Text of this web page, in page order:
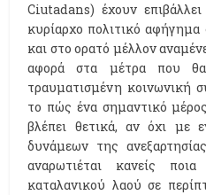
Ciutadans) έχουν
κυρίαρχο πολιτικό
και στο ορατό μέλλον
αφορά στα μέτρα που
τραυματισμένη κοινωνική
το πώς ένα σημαντικό
βλέπει θετικά, αν όχι με
δυνάμεων της
αναρωτιέται κανείς
καταλανικού λαού σε